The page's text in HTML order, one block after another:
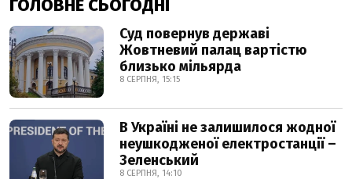
ГОЛОВНЕ СЬОГОДНІ
Суд повернув державі
Жовтневий палац вартістю
близько мільярда
8 СЕРПНЯ, 15:15
В Україні не залишилося жодної
неушкодженої електростанції –
Зеленський
8 СЕРПНЯ, 14:10